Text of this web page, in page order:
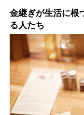
金継ぎが生活に
る人たち